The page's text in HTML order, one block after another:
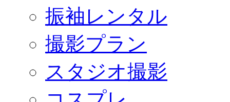
振袖レンタル
撮影プラン
スタジオ撮影